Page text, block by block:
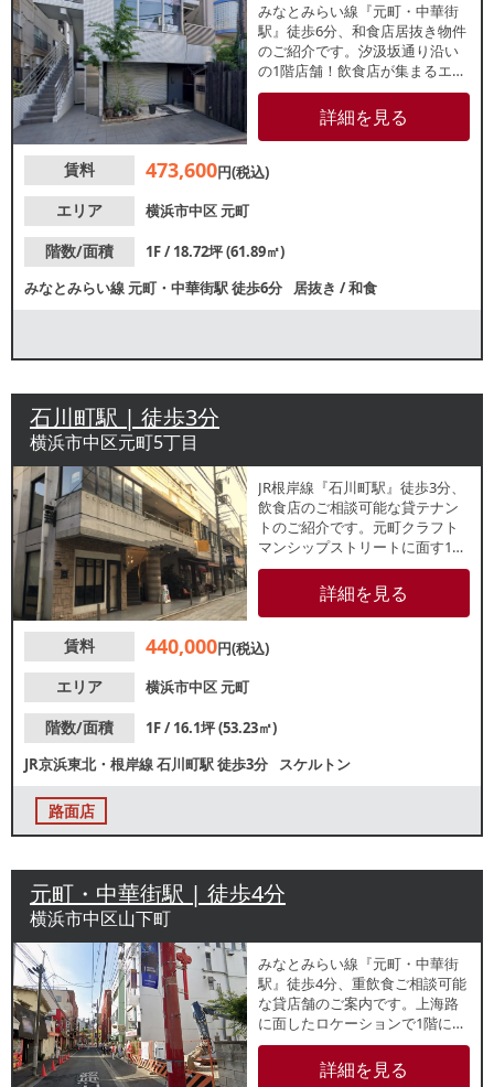
みなとみらい線『元町・中華街
駅』徒歩6分、和食店居抜き物件
のご紹介です。汐汲坂通り沿い
の1階店舗！飲食店が集まるエリ
アと落ち着いた住宅街との中間
に位置しており、駅利用客や地
域住民の集客が期待できます。
ださい。
詳細を見る
賃料 473,600円(税込)
エリア
横浜市中区元町
階数/面積
1F / 18.72坪 (61.89㎡)
みなとみらい線元町・中華街駅徒歩6分 居抜き /和食
石川町駅 | 徒歩3分
横浜市中区元町5丁目
JR根岸線『石川町駅』徒歩3分、
飲食店のご相談可能な貸テナン
トのご紹介です。元町クラフト
マンシップストリートに面す1階
路面店！周辺でも飲食店や美容
室、物販店等多様な店舗が営業
中です。諸条件等、お気軽にお
詳細を見る
賃料 440,000円(税込)
エリア
横浜市中区元町
階数/面積
1F / 16.1坪 (53.23㎡)
JR京浜東北・根岸線石川町駅徒歩3分 スケルトン
路面店
元町・中華街駅 | 徒歩4分
横浜市中区山下町
みなとみらい線『元町・中華街
駅』徒歩4分、重飲食ご相談可能
な貸店舗のご案内です。上海路
に面したロケーションで1階には
有名なお粥屋さんが入っており
ます。観光地のため、国内外問
わず多くの人が訪れるエリアで
詳細を見る